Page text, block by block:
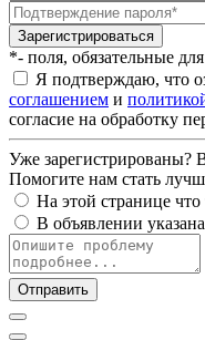
Зарегистрироваться
*- поля, обязательные
Я подтверждаю, что
соглашением и
согласие на обработку
Уже зарегистрированы?
Помогите нам стать
На этой странице что
В объявлении
Отправить